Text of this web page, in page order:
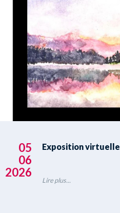
05
06
2026
Exposition
Lire plus...